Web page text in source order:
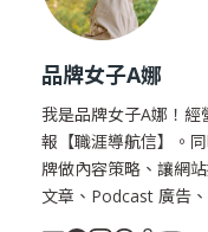
品牌女子A娜
我是品牌女子A娜！
報【職涯導航信】。
牌做內容策略、讓網
文章、Podcast 廣告